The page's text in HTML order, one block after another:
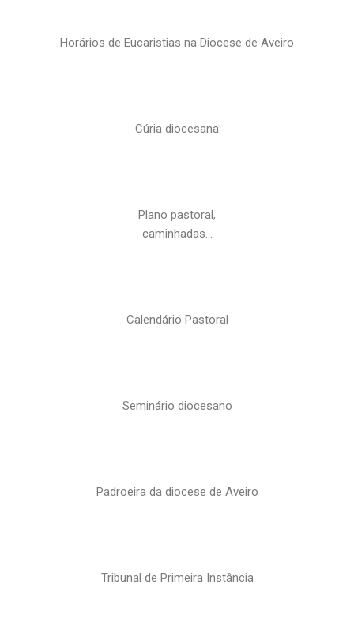
Horários de Eucaristias na Diocese de Aveiro
Cúria diocesana
Plano pastoral,
caminhadas…
Calendário Pastoral
Seminário diocesano
Padroeira da diocese de Aveiro
Tribunal de Primeira Instância